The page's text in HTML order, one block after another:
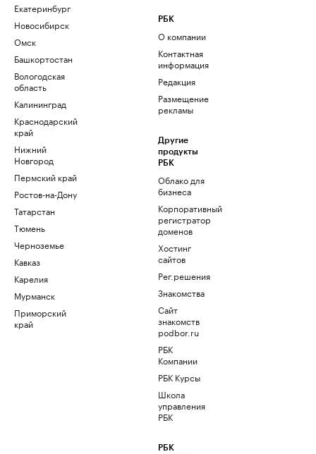
Екатеринбург
Новосибирск
Омск
Башкортостан
Вологодская
область
Калининград
Краснодарский
край
Нижний
Новгород
Пермский край
Ростов-на-Дону
Татарстан
Тюмень
Черноземье
Кавказ
Карелия
Мурманск
Приморский
край
РБК
О компании
Контактная
информация
Редакция
Размещение
рекламы
Другие
продукты
РБК
Облако для
бизнеса
Корпоративный
регистратор
доменов
Хостинг
сайтов
Рег.решения
Знакомства
Сайт
знакомств
podbor.ru
РБК
Компании
РБК Курсы
Школа
управления
РБК
РБК